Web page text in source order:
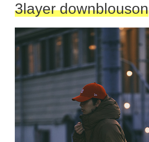
3layer downblouson